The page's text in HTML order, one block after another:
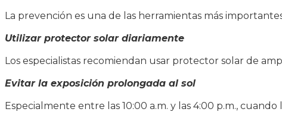
La prevención es una de las herramientas más
Utilizar protector solar diariamente
Los especialistas recomiendan usar protector solar de
Evitar la exposición prolongada al sol
Especialmente entre las 10:00 a.m. y las 4:00 p.m.,